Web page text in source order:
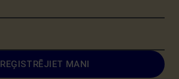
REĢISTRĒJIET MANI